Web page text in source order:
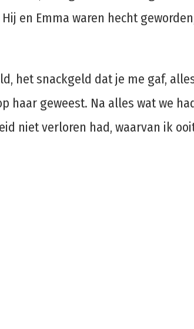
en Emma waren hecht
het snackgeld dat je me gaf,
haar geweest. Na alles wat we
niet verloren had, waarvan ik